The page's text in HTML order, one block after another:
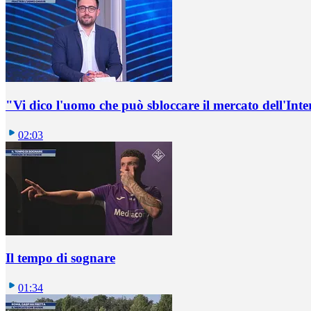
"Vi dico l'uomo che può sbloccare il mercato
02:03
Il tempo di sognare
01:34